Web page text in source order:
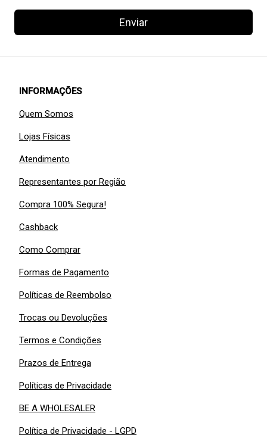
Enviar
INFORMAÇÕES
Quem Somos
Lojas Físicas
Atendimento
Representantes por Região
Compra 100% Segura!
Cashback
Como Comprar
Formas de Pagamento
Políticas de Reembolso
Trocas ou Devoluções
Termos e Condições
Prazos de Entrega
Políticas de Privacidade
BE A WHOLESALER
Política de Privacidade - LGPD